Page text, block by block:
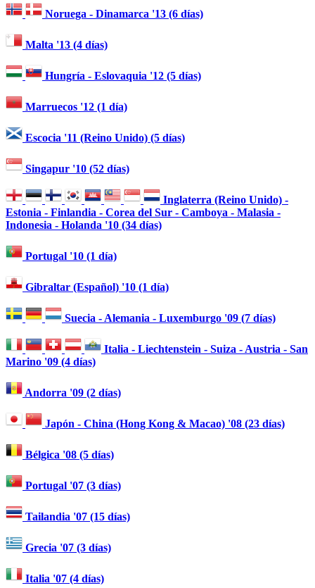
Noruega - Dinamarca '13 (6 días)
Malta '13 (4 días)
Hungría - Eslovaquia '12 (5 días)
Marruecos '12 (1 día)
Escocia '11 (Reino Unido) (5 días)
Singapur '10 (52 días)
Inglaterra (Reino Unido) -
Estonia - Finlandia - Corea del Sur - Camboya - Malasia -
Indonesia - Holanda '10 (34 días)
Portugal '10 (1 día)
Gibraltar (Español) '10 (1 día)
Suecia - Alemania - Luxemburgo '09 (7 días)
Italia - Liechtenstein - Suiza - Austria - San
Marino '09 (4 días)
Andorra '09 (2 días)
Japón - China (Hong Kong & Macao) '08 (23 días)
Bélgica '08 (5 días)
Portugal '07 (3 días)
Tailandia '07 (15 días)
Grecia '07 (3 días)
Italia '07 (4 días)